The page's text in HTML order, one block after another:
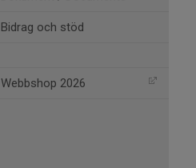
Bidrag och stöd
Webbshop 2026